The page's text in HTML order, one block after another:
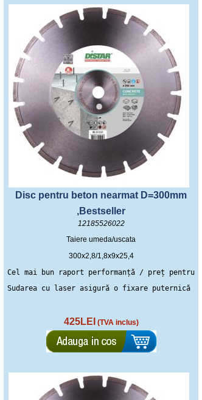
Disc pentru beton nearmat D=300mm
,Bestseller
12185526022
Taiere umeda/uscata
300x2,8/1,8x9x25,4
Cel mai bun raport performanță / preț pentru
Sudarea cu laser asigură o fixare puternică a
425LEI (TVA inclus)